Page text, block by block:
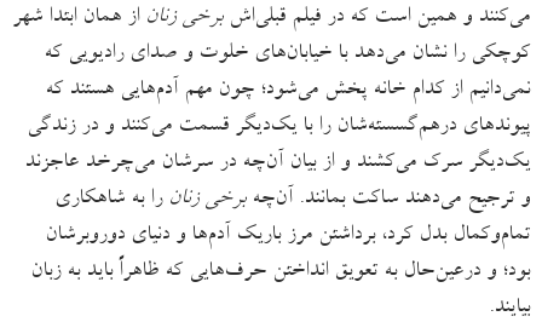
می‌کنند و همین است که در فیلم قبلی‌اشبرخی زنان از همان ابتدا شهر
کوچکی را نشان می‌دهد با خیابان‌های خلوت و صدای رادیویی که
نمی‌دانیم از کدام خانه پخش می‌شود؛ چون مهم آدم‌هایی هستند که
پیوندهای درهم‌گسسته‌شان را با یک‌دیگر قسمت می‌کنند و در زندگی
یک‌دیگر سرک می‌کشند و از بیان آن‌چه در سرشان می‌چرخد عاجزند
و ترجیح می‌دهند ساکت بمانند. آن‌چهبرخی زنان را به شاهکاری
تمام‌وکمال بدل کرد، برداشتن مرز باریک آدم‌ها و دنیای دوروبرشان
بود؛ و درعین‌حال به تعویق انداختن حرف‌هایی‌ که ظاهراً باید به زبان
بیایند.